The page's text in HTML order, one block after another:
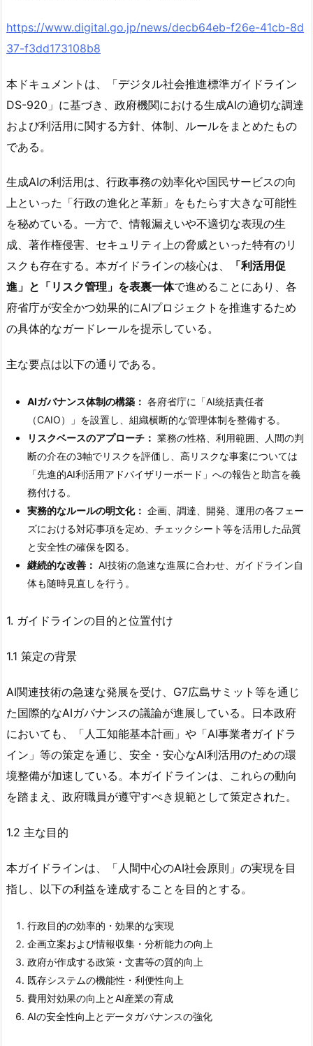
https://www.digital.go.jp/news/decb64eb-f26e-41cb-8d
37-f3dd173108b8
本ドキュメントは、「デジタル社会推進標準ガイドライン
DS-920」に基づき、政府機関における生成AIの適切な調達
および利活用に関する方針、体制、ルールをまとめたもの
である。
生成AIの利活用は、行政事務の効率化や国民サービスの向
上といった「行政の進化と革新」をもたらす大きな可能性
を秘めている。一方で、情報漏えいや不適切な表現の生
成、著作権侵害、セキュリティ上の脅威といった特有のリ
スクも存在する。本ガイドラインの核心は、
「利活用促
進」と「リスク管理」を表裏一体で進めることにあり、各
府省庁が安全かつ効果的にAIプロジェクトを推進するため
の具体的なガードレールを提示している。
主な要点は以下の通りである。
AIガバナンス体制の構築： 各府省庁に「AI統括責任者
（CAIO）」を設置し、組織横断的な管理体制を整備する。
リスクベースのアプローチ： 業務の性格、利用範囲、人間の判
断の介在の3軸でリスクを評価し、高リスクな事案については
「先進的AI利活用アドバイザリーボード」への報告と助言を義
務付ける。
実務的なルールの明文化： 企画、調達、開発、運用の各フェー
ズにおける対応事項を定め、チェックシート等を活用した品質
と安全性の確保を図る。
継続的な改善： AI技術の急速な進展に合わせ、ガイドライン自
体も随時見直しを行う。
1. ガイドラインの目的と位置付け
1.1 策定の背景
AI関連技術の急速な発展を受け、G7広島サミット等を通じ
た国際的なAIガバナンスの議論が進展している。日本政府
においても、「人工知能基本計画」や「AI事業者ガイドラ
イン」等の策定を通じ、安全・安心なAI利活用のための環
境整備が加速している。本ガイドラインは、これらの動向
を踏まえ、政府職員が遵守すべき規範として策定された。
1.2 主な目的
本ガイドラインは、「人間中心のAI社会原則」の実現を目
指し、以下の利益を達成することを目的とする。
行政目的の効率的・効果的な実現
企画立案および情報収集・分析能力の向上
政府が作成する政策・文書等の質的向上
既存システムの機能性・利便性向上
費用対効果の向上とAI産業の育成
AIの安全性向上とデータガバナンスの強化